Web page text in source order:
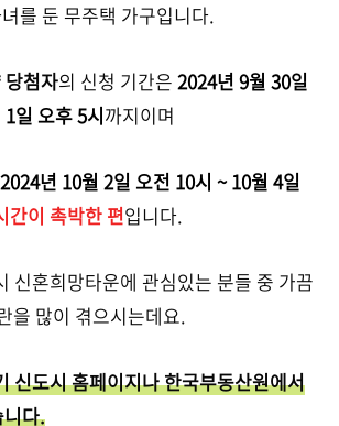
를 둔 무주택 가구입니다.
첨자의 신청 기간은 2024년 9월 30일
일 오후 5시까지이며
2024년 10월 2일 오전 10시 ~ 10월 4일
간이 촉박한 편입니다.
신혼희망타운에 관심있는 분들 중 가끔
을 많이 겪으시는데요.
신도시 홈페이지나 한국부동산원에서
다.